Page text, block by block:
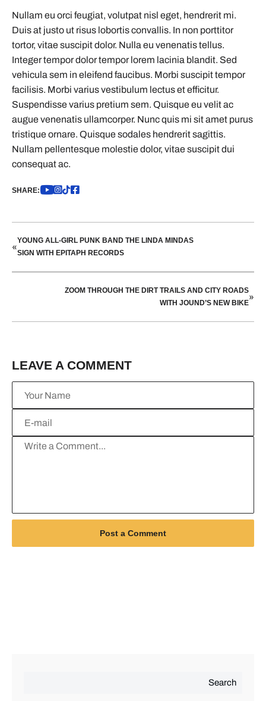
Nullam eu orci feugiat, volutpat nisl eget, hendrerit mi.
Duis at justo ut risus lobortis convallis. In non porttitor
tortor, vitae suscipit dolor. Nulla eu venenatis tellus.
Integer tempor dolor tempor lorem lacinia blandit. Sed
vehicula sem in eleifend faucibus. Morbi suscipit tempor
facilisis. Morbi varius vestibulum lectus et efficitur.
Suspendisse varius pretium sem. Quisque eu velit ac
augue venenatis ullamcorper. Nunc quis mi sit amet purus
tristique ornare. Quisque sodales hendrerit sagittis.
Nullam pellentesque molestie dolor, vitae suscipit dui
consequat ac.
SHARE:
«
YOUNG ALL-GIRL PUNK BAND THE LINDA MINDAS
SIGN WITH EPITAPH RECORDS
ZOOM THROUGH THE DIRT TRAILS AND CITY ROADS
WITH JOUND’S NEW BIKE
»
LEAVE A COMMENT
Search